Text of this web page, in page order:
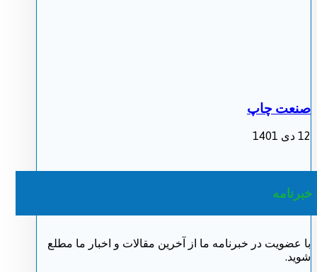
صنعت چاپ
12 دی 1401
خبرنامه
با عضویت در خبرنامه ما از آخرین مقالات و اخبار ما مطلع
شوید.